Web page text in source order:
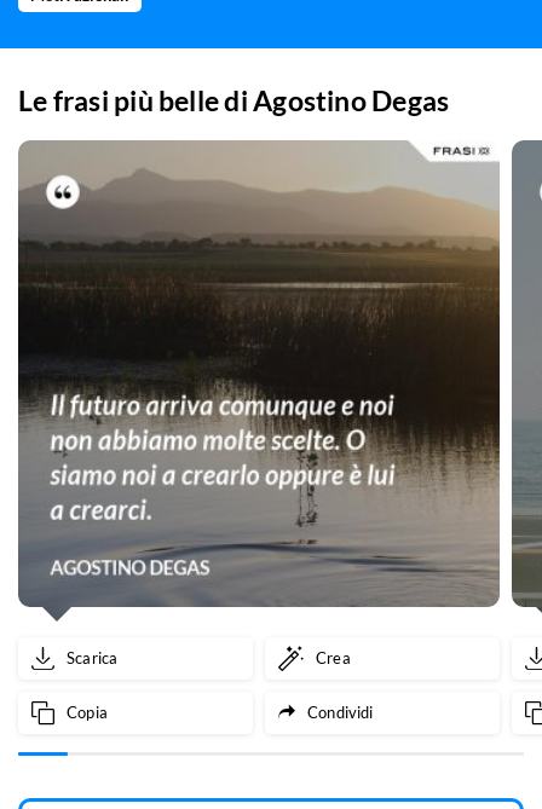
Le frasi più belle diAgostino Degas
Scarica Crea
Copia Condividi